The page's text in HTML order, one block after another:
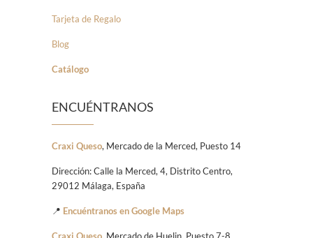
Tarjeta de Regalo
Blog
Catálogo
ENCUÉNTRANOS
Craxi Queso, Mercado de la Merced, Puesto 14
Dirección: Calle la Merced, 4, Distrito Centro,
29012 Málaga, España
📍 Encuéntranos en Google Maps